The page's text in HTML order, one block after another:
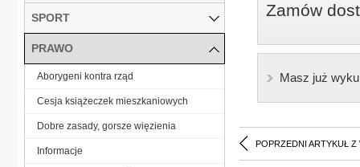
Zamów
Masz już
POPRZEDNI ARTYKUŁ Z
SPORT
PRAWO
Aborygeni kontra rząd
Cesja książeczek mieszkaniowych
Dobre zasady, gorsze więzienia
Informacje